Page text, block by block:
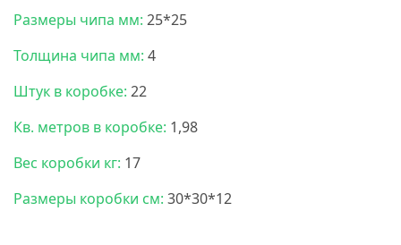
Размеры чипа мм: 25*25
Толщина чипа мм: 4
Штук в коробке: 22
Кв. метров в коробке: 1,98
Вес коробки кг: 17
Размеры коробки см: 30*30*12